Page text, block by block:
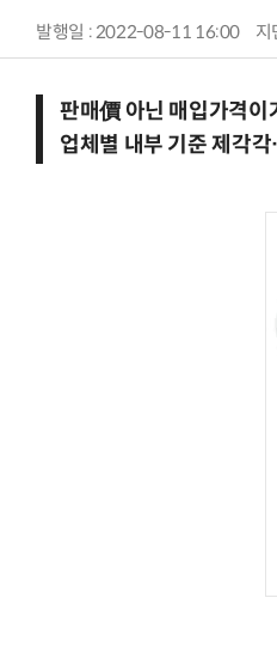
발행일 : 2022-08-11 16:00 지
판매價 아닌 매입가격이
업체별 내부 기준 제각